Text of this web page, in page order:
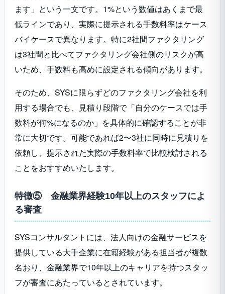
ます」という一文です。1%という数値はあくまで最
低ラインであり、実際に提示される手数料率はケース
バイケースで異なります。特に2社間ファクタリング
は3社間と比べてファクタリング会社側のリスクが高
いため、手数料も高めに設定される傾向があります。
そのため、SYSに限らずどのファクタリング会社を利
用する場合でも、見積り段階で「自分のケースでは手
数料が何%になるのか」を具体的に確認することが非
常に大切です。可能であれば2〜3社に同時に見積りを
依頼し、提示された実際の手数料率で比較検討される
ことをおすすめいたします。
特徴⑤ 金融業界経験10年以上のスタッフによ
る審査
SYSコンサルタントには、法人向けの金融サービスを
提供している大手企業に在籍経験がある担当者が複数
名おり、金融業界で10年以上のキャリアを持つスタッ
フが審査にあたっているとされています。